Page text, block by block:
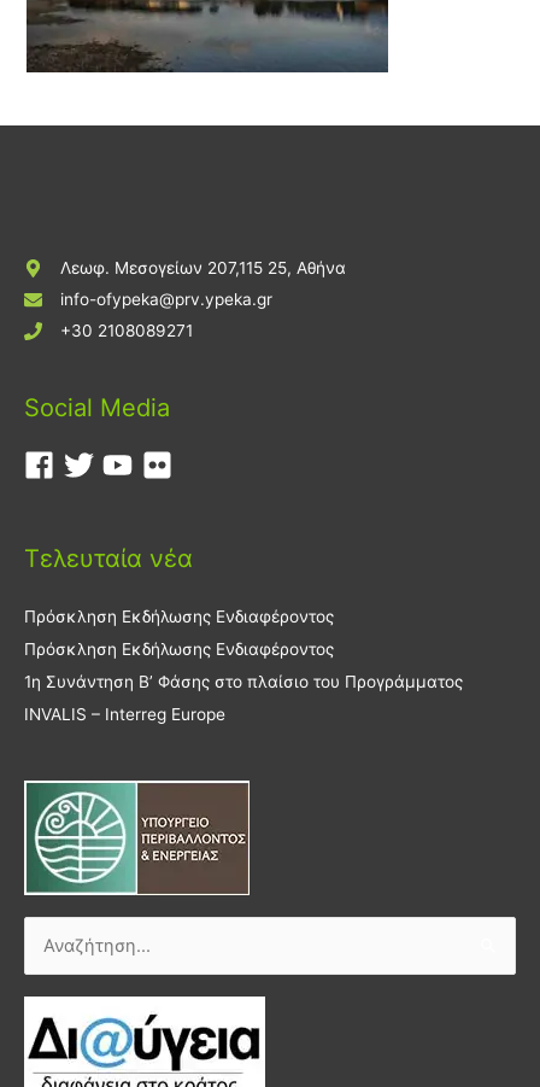
Λεωφ. Μεσογείων 207,115 25, Αθήνα
info-ofypeka@prv.ypeka.gr
+30 2108089271
Social Media
Τελευταία νέα
Πρόσκληση Εκδήλωσης Ενδιαφέροντος
Πρόσκληση Εκδήλωσης Ενδιαφέροντος
1η Συνάντηση Β’ Φάσης στο πλαίσιο του Προγράμματος
INVALIS – Interreg Europe
Αναζήτηση